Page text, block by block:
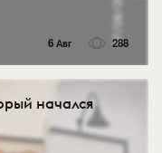
6 Авг 288
начался